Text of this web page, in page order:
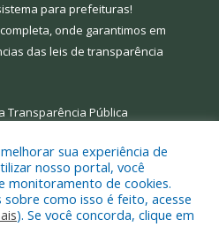
para prefeituras!
completa, onde garantimos em
das leis de transparência
Transparência Pública
a Prefeitura Municipal de Limoeiro
Ajuru.
sua experiência de
nosso portal, você
monitoramento de cookies.
como isso é feito, acesse
). Se você concorda, clique em